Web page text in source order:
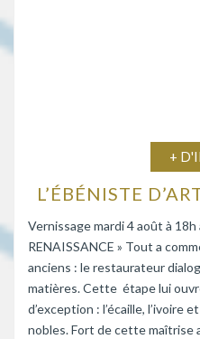
+
Vernissage mardi 4 août à
RENAISSANCE » Tout a
anciens : le restaurateur
matières. Cette étape lui
d’exception : l’écaille, l’ivoire
nobles. Fort de cette maîtrise